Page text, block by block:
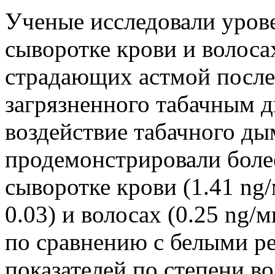
Ученые исследовали
сыворотке крови и
страдающих астмой
загрязненного
воздействие табачного
продемонстрировали
сыворотке крови (1.41
0.03) и волосах (0.25 ng/
по сравнению с белыми